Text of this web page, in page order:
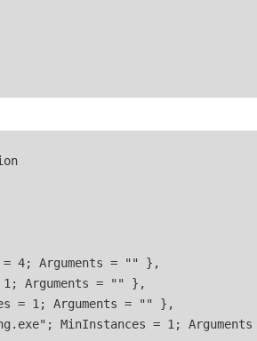
4; Arguments = "" },
Arguments = "" },
= 1; Arguments = "" },
MinInstances = 1; Arguments